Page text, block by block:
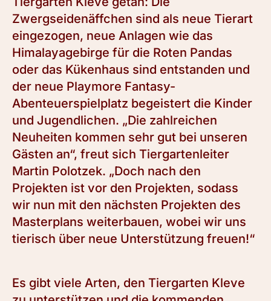
Zwergseidenäffchen sind als neue Tierart
eingezogen, neue Anlagen wie das
Himalayagebirge für die Roten Pandas
oder das Kükenhaus sind entstanden und
der neue Playmore Fantasy-
Abenteuerspielplatz begeistert die Kinder
und Jugendlichen. „Die zahlreichen
Neuheiten kommen sehr gut bei unseren
Gästen an“, freut sich Tiergartenleiter
Martin Polotzek. „Doch nach den
Projekten ist vor den Projekten, sodass
wir nun mit den nächsten Projekten des
Masterplans weiterbauen, wobei wir uns
tierisch über neue Unterstützung freuen!“
Es gibt viele Arten, den Tiergarten Kleve